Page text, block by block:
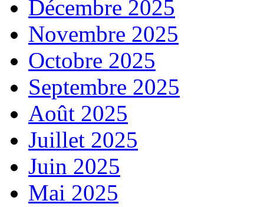
Décembre 2025
Novembre 2025
Octobre 2025
Septembre 2025
Août 2025
Juillet 2025
Juin 2025
Mai 2025